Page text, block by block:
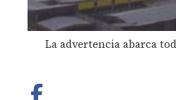
La advertencia abarca